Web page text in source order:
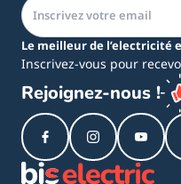
Le meilleur de l’electricité
Inscrivez-vous pour
Rejoignez-nous !